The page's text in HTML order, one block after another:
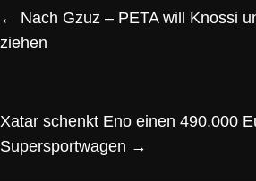
← Nach Gzuz – PETA will Knossi
ziehen
Xatar schenkt Eno einen 490.000
Supersportwagen →